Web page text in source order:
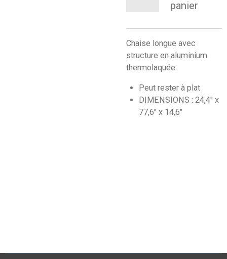
panier
Chaise longue avec
structure en aluminium
thermolaquée.
Peut rester à plat
DIMENSIONS : 24,4" x
77,6" x 14,6"